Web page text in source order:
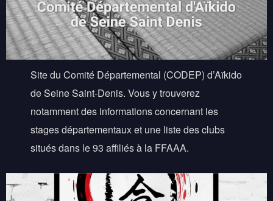
Site du Comité Départemental (CODEP) d’Aïkido
de Seine Saint-Denis. Vous y trouverez
notamment des informations concernant les
stages départementaux et une liste des clubs
situés dans le 93 affiliés à la FFAAA.